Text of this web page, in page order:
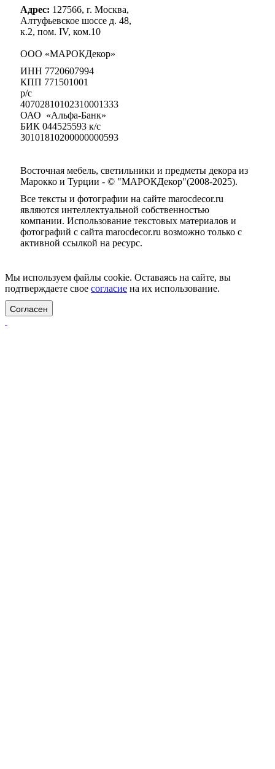
Адрес: 127566, г. Москва,
Алтуфьевское шоссе д. 48,
к.2, пом. IV, ком.10
ООО «МАРОКДекор»
ИНН 7720607994
КПП 771501001
р/с
40702810102310001333
ОАО «Альфа-Банк»
БИК 044525593 к/с
30101810200000000593
Восточная мебель, светильники и предметы декора из
Марокко и Турции - © "МАРОКДекор"(2008-2025).
Все тексты и фотографии на сайте marocdecor.ru
являются интеллектуальной собственностью
компании. Использование текстовых материалов и
фотографий с сайта marocdecor.ru возможно только с
активной ссылкой на ресурс.
Мы используем файлы cookie. Оставаясь на сайте, вы
подтверждаете свое согласие на их использование.
Согласен